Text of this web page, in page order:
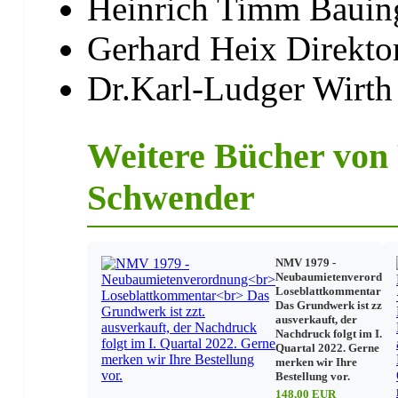
Wohnungseigentumsgesetz
Übersicht der Änderungen
Wohnungseigentumsgesetz – Auszug
Bauträgerverordnung
Steuerliche Vorschriften für den Wohnungsbau
Heinrich Timm
Gerhard Heix
Dr.Karl-Ludger
Weitere Bücher
Schwender
NMV 1979 -
Loseblattkommentar
Das Grundwerk ist zzt.
ausverkauft, der
Nachdruck folgt im I.
Quartal 2022. Gerne
merken wir Ihre
Bestellung vor.
148,00 EUR